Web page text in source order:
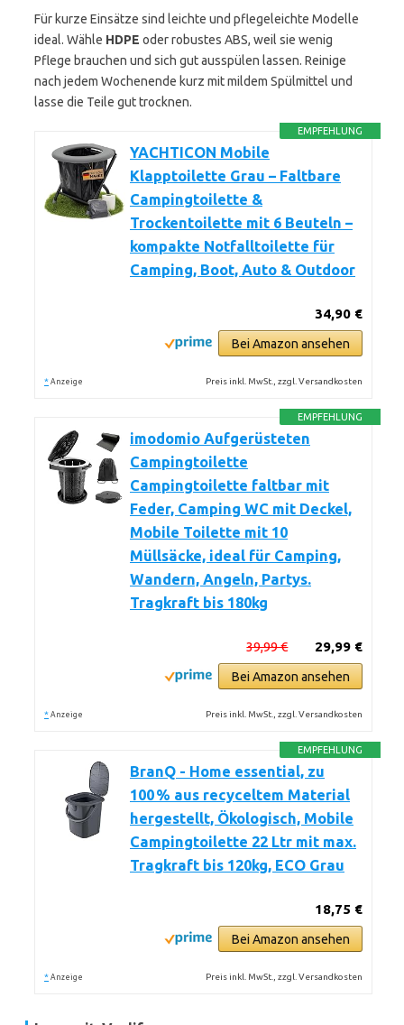
Für kurze Einsätze sind leichte und pflegeleichte Modelle
ideal. Wähle HDPE oder robustes ABS, weil sie wenig
Pflege brauchen und sich gut ausspülen lassen. Reinige
nach jedem Wochenende kurz mit mildem Spülmittel und
lasse die Teile gut trocknen.
EMPFEHLUNG
YACHTICON Mobile
Klapptoilette Grau – Faltbare
Campingtoilette &
Trockentoilette mit 6 Beuteln –
kompakte Notfalltoilette für
Camping, Boot, Auto & Outdoor
34,90 €
Bei Amazon ansehen
* Anzeige Preis inkl. MwSt., zzgl. Versandkosten
EMPFEHLUNG
imodomio Aufgerüsteten
Campingtoilette
Campingtoilette faltbar mit
Feder, Camping WC mit Deckel,
Mobile Toilette mit 10
Müllsäcke, ideal für Camping,
Wandern, Angeln, Partys.
Tragkraft bis 180kg
29,99 €
39,99 €
Bei Amazon ansehen
* Anzeige Preis inkl. MwSt., zzgl. Versandkosten
EMPFEHLUNG
BranQ - Home essential, zu
100 % aus recyceltem Material
hergestellt, Ökologisch, Mobile
Campingtoilette 22 Ltr mit max.
Tragkraft bis 120kg, ECO Grau
18,75 €
Bei Amazon ansehen
* Anzeige Preis inkl. MwSt., zzgl. Versandkosten